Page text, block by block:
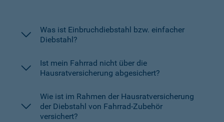
Was ist Einbruchdiebstahl bzw. einfacher
Diebstahl?
Ist mein Fahrrad nicht über die
Hausratversicherung abgesichert?
Wie ist im Rahmen der Hausratversicherung
der Diebstahl von Fahrrad-Zubehör
versichert?